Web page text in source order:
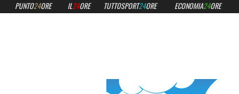
PUNTO24ORE IL24ORE TUTTOSPORT24ORE ECONOMIA24ORE